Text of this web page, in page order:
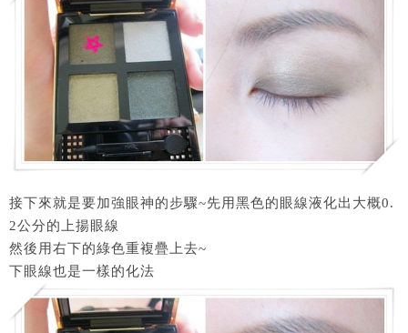
接下來就是要加強眼神的步驟~先用黑色的眼線液化出大概0.
2公分的上揚眼線
然後用右下的綠色重複疊上去~
下眼線也是一樣的化法